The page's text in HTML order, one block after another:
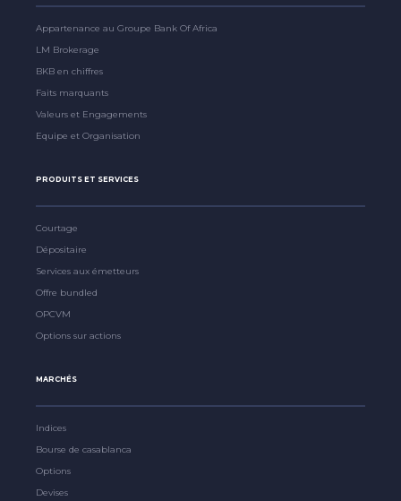
Appartenance au Groupe Bank Of Africa
LM Brokerage
BKB en chiffres
Faits marquants
Valeurs et Engagements
Equipe et Organisation
PRODUITS ET SERVICES
Courtage
Dépositaire
Services aux émetteurs
Offre bundled
OPCVM
Options sur actions
MARCHÉS
Indices
Bourse de casablanca
Options
Devises